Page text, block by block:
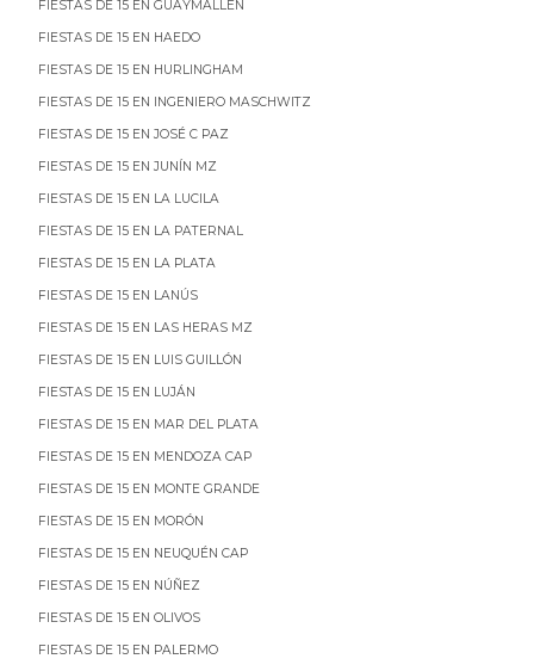
FIESTAS DE 15 EN GUAYMALLÉN
FIESTAS DE 15 EN HAEDO
FIESTAS DE 15 EN HURLINGHAM
FIESTAS DE 15 EN INGENIERO MASCHWITZ
FIESTAS DE 15 EN JOSÉ C PAZ
FIESTAS DE 15 EN JUNÍN MZ
FIESTAS DE 15 EN LA LUCILA
FIESTAS DE 15 EN LA PATERNAL
FIESTAS DE 15 EN LA PLATA
FIESTAS DE 15 EN LANÚS
FIESTAS DE 15 EN LAS HERAS MZ
FIESTAS DE 15 EN LUIS GUILLÓN
FIESTAS DE 15 EN LUJÁN
FIESTAS DE 15 EN MAR DEL PLATA
FIESTAS DE 15 EN MENDOZA CAP
FIESTAS DE 15 EN MONTE GRANDE
FIESTAS DE 15 EN MORÓN
FIESTAS DE 15 EN NEUQUÉN CAP
FIESTAS DE 15 EN NÚÑEZ
FIESTAS DE 15 EN OLIVOS
FIESTAS DE 15 EN PALERMO